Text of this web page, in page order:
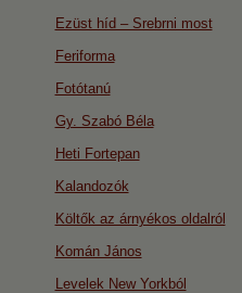
Ezüst híd – Srebrni most
Feriforma
Fotótanú
Gy. Szabó Béla
Heti Fortepan
Kalandozók
Költők az árnyékos oldalról
Komán János
Levelek New Yorkból